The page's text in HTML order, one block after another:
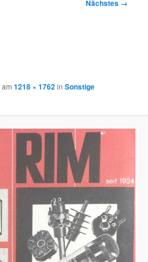
Nächstes →
am1218 × 1762inSonstige